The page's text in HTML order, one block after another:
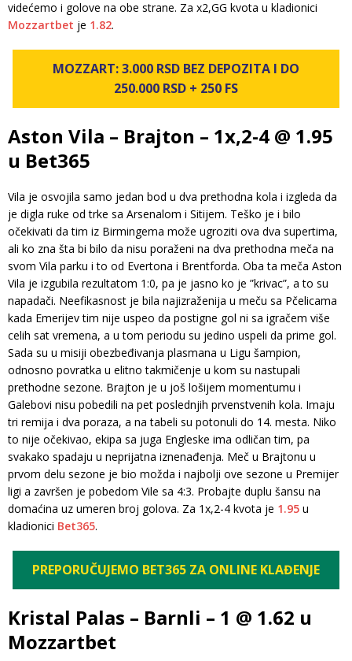
videćemo i golove na obe strane. Za x2,GG kvota u kladionici
Mozzartbet je 1.82.
MOZZART: 3.000 RSD BEZ DEPOZITA I DO
250.000 RSD + 250 FS
Aston Vila – Brajton – 1x,2-4 @ 1.95
u Bet365
Vila je osvojila samo jedan bod u dva prethodna kola i izgleda da
je digla ruke od trke sa Arsenalom i Sitijem. Teško je i bilo
očekivati da tim iz Birmingema može ugroziti ova dva supertima,
ali ko zna šta bi bilo da nisu poraženi na dva prethodna meča na
svom Vila parku i to od Evertona i Brentforda. Oba ta meča Aston
Vila je izgubila rezultatom 1:0, pa je jasno ko je ”krivac”, a to su
napadači. Neefikasnost je bila najizraženija u meču sa Pčelicama
kada Emerijev tim nije uspeo da postigne gol ni sa igračem više
celih sat vremena, a u tom periodu su jedino uspeli da prime gol.
Sada su u misiji obezbeđivanja plasmana u Ligu šampion,
odnosno povratka u elitno takmičenje u kom su nastupali
prethodne sezone. Brajton je u još lošijem momentumu i
Galebovi nisu pobedili na pet poslednjih prvenstvenih kola. Imaju
tri remija i dva poraza, a na tabeli su potonuli do 14. mesta. Niko
to nije očekivao, ekipa sa juga Engleske ima odličan tim, pa
svakako spadaju u neprijatna iznenađenja. Meč u Brajtonu u
prvom delu sezone je bio možda i najbolji ove sezone u Premijer
ligi a završen je pobedom Vile sa 4:3. Probajte duplu šansu na
domaćina uz umeren broj golova. Za 1x,2-4 kvota je 1.95 u
kladionici Bet365.
PREPORUČUJEMO BET365 ZA ONLINE KLAĐENJE
Kristal Palas – Barnli – 1 @ 1.62 u
Mozzartbet